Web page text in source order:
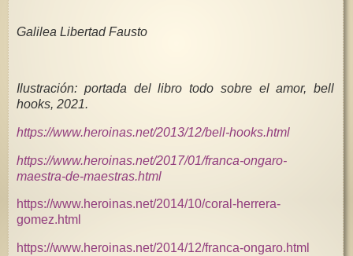
Galilea Libertad Fausto
Ilustración: portada del libro todo sobre el amor, bell
hooks, 2021.
https://www.heroinas.net/2013/12/bell-hooks.html
https://www.heroinas.net/2017/01/franca-ongaro-
maestra-de-maestras.html
https://www.heroinas.net/2014/10/coral-herrera-
gomez.html
https://www.heroinas.net/2014/12/franca-ongaro.html